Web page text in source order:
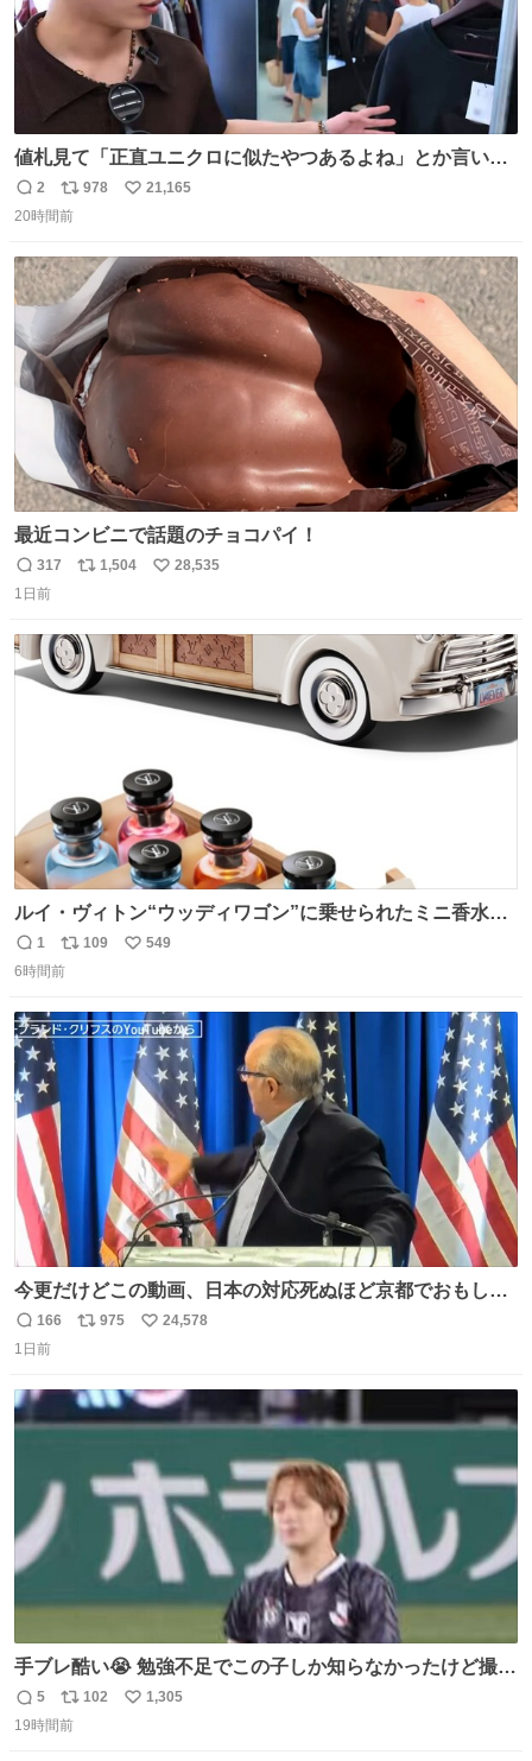
値札見て「正直ユニクロに似たやつあるよね」とか言い出
すの好きすぎるWWWWWWWWWWWWW こちら側と同じ
感覚助かる🙂‍↕️🙂‍↕️🙂‍↕️
返
信
2
リ
ポ
ト
数
978
い
数
21,165
20時間前
最近コンビニで話題のチョコパイ！
返
信
317
リ
ト
数
1,504
い
数
28,535
1日前
ルイ・ヴィトン“ウッディワゴン”に乗せられたミニ香水コ
フレ、グラデカラーのフレグランスケースも - fashion-
press.net/news/149472
返
信
1
リ
ポ
ト
109
い
数
549
6時間前
今更だけどこの動画、日本の対応死ぬほど京都でおもしろ
い。 なんなら敬語で丁寧に煽りまくってるの好き。笑
返
信
166
リ
ト
数
975
い
数
24,578
1日前
手ブレ酷い😭 勉強不足でこの子しか知らなかったけど撮っ
てみた😓😓 #TravisJapan #Jリーグ #松倉海斗
返
信
5
リ
ポ
102
い
1,305
19時間前